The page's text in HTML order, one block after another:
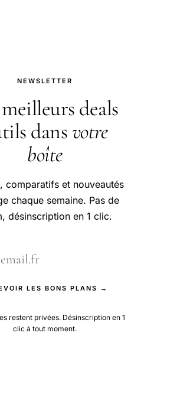
NEWSLETTER
deals
dansvotre
boîte
comparatifs et nouveautés
chaque semaine. Pas de
désinscription en 1 clic.
LES BONS PLANS →
restent privées. Désinscription en 1
clic à tout moment.